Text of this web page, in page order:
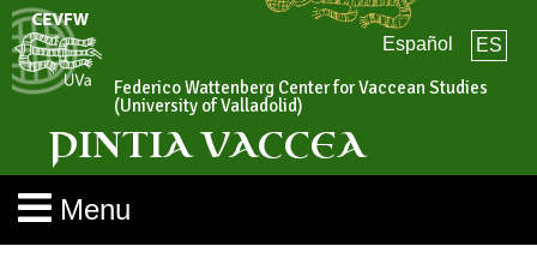
Español ES
Federico Wattenberg Center for Vaccean Studies
(University of Valladolid)
PINTIA VACCEA
Menu